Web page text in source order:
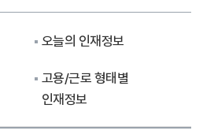
오늘의 인재정보
고용/근로 형태별
인재정보